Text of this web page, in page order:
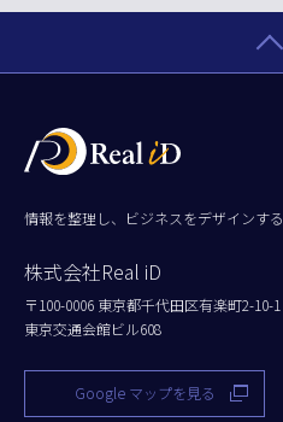
情報を整理し、ビジネスをデザインする
株式会社Real iD
〒100-0006 東京都千代田区有楽町2-10-1
東京交通会館ビル608
Google マップを見る